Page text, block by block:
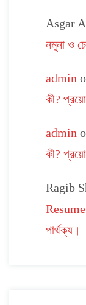
Asgar
নমুনা ও
admin
কী?
admin
কী?
Ragib
Resume
পার্থক্য।